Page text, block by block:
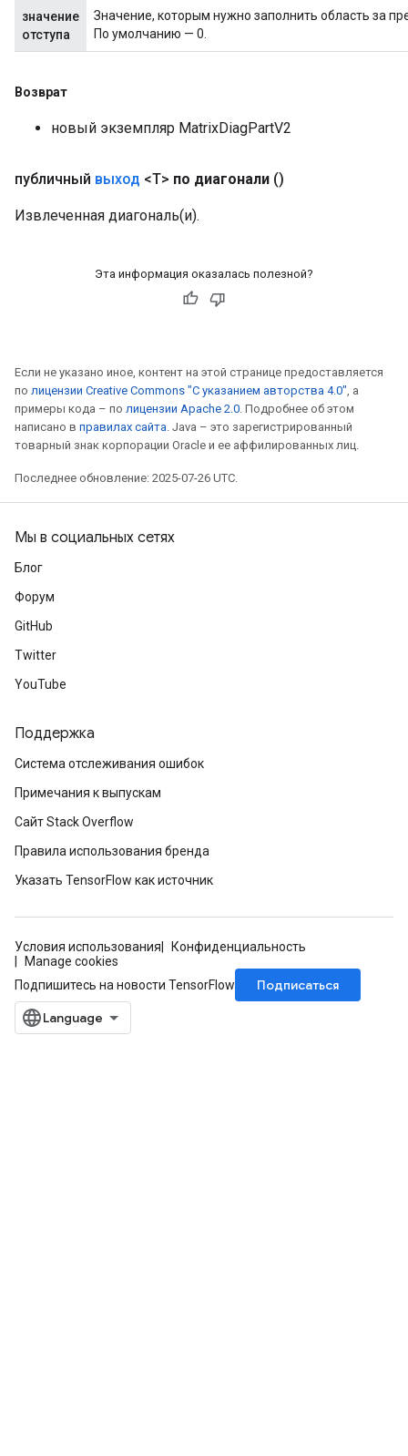
значение
отступа
Значение, которым нужно заполнить область за
По умолчанию — 0.
Возврат
новый экземпляр MatrixDiagPartV2
публичный выход <T> по диагонали ()
Извлеченная диагональ(и).
Эта информация оказалась полезной?
Если не указано иное, контент на этой странице предоставляется
по лицензии Creative Commons "С указанием авторства 4.0", а
примеры кода – по лицензии Apache 2.0. Подробнее об этом
написано в правилах сайта. Java – это зарегистрированный
товарный знак корпорации Oracle и ее аффилированных лиц.
Последнее обновление: 2025-07-26 UTC.
Мы в социальных сетях
Блог
Форум
GitHub
Twitter
YouTube
Поддержка
Система отслеживания ошибок
Примечания к выпускам
Сайт Stack Overflow
Правила использования бренда
Указать TensorFlow как источник
Условия использования
Конфиденциальность
Manage cookies
Подпишитесь на новости TensorFlow
Подписаться